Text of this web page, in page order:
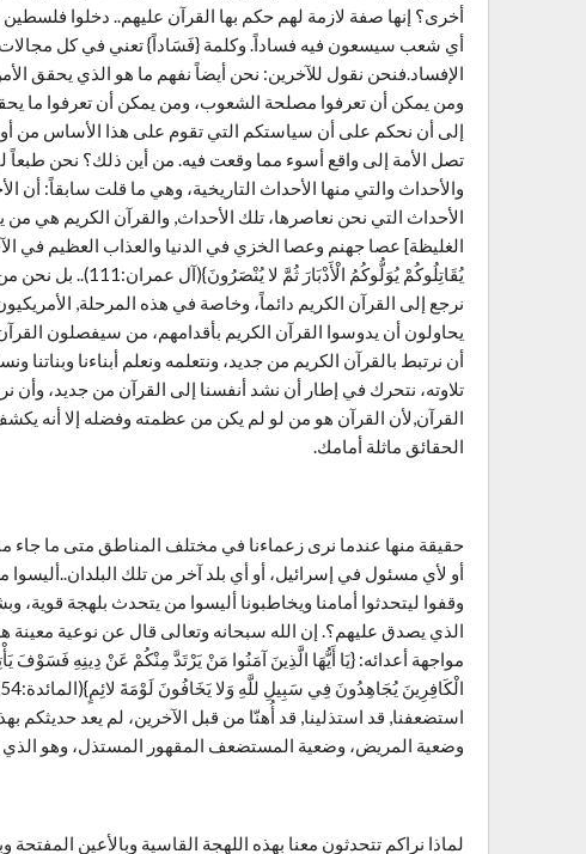
أخرى؟ إنها صفة لازمة لهم حكم بها القرآن عليهم.. دخلوا
أي شعب سيسعون فيه فساداً. وكلمة {فَسَاداً} تعني في كل
الإفساد.فنحن نقول للآخرين: نحن أيضاً نفهم ما هو الذي يحقق
ومن يمكن أن تعرفوا مصلحة الشعوب، ومن يمكن أن تعرفوا ما
إلى أن نحكم على أن سياستكم التي تقوم على هذا الأساس من
تصل الأمة إلى واقع أسوء مما وقعت فيه. من أين ذلك؟ نحن طبعاً
والأحداث والتي منها الأحداث التاريخية، وهي ما قلت سابقاً: أن
الأحداث التي نحن نعاصرها، تلك الأحداث, والقرآن الكريم هي من
الغليظة] عصا جهنم وعصا الخزي في الدنيا والعذاب العظيم في
يُقَاتِلُوكُمْ يُوَلُّوكُمُ
نرجع إلى القرآن الكريم دائماً، وخاصة في هذه المرحلة,
يحاولون أن يدوسوا القرآن الكريم بأقدامهم، من سيفصلون
أن نرتبط بالقرآن الكريم من جديد، ونتعلمه ونعلم أبناءنا
تلاوته، نتحرك في إطار أن نشد أنفسنا إلى القرآن من جديد،
القرآن,لأن القرآن هو من لو لم يكن من عظمته وفضله إلا أنه
الحقائق ماثلة أمامك.
حقيقة منها عندما نرى زعماءنا في مختلف المناطق متى ما جاء
أو لأي مسئول في إسرائيل، أو أي بلد آخر من تلك
وقفوا ليتحدثوا أمامنا ويخاطبونا أليسوا من يتحدث بلهجة قوية،
الذي يصدق عليهم؟. إن الله سبحانه وتعالى قال عن نوعية
مواجهة أعدائه: {يَا أَيُّهَا الَّذِينَ آمَنُوا مَنْ يَرْتَدَّ مِنْكُمْ عَنْ دِينِهِ فَسَوْفَ
استضعفنا, قد استذلينا, قد أُهنّا من قبل الآخرين، لم يعد حديثكم
وضعية المريض، وضعية المستضعف المقهور المستذل، وهو الذي
لماذا نراكم تتحدثون معنا بهذه اللهجة القاسية وبالأعين